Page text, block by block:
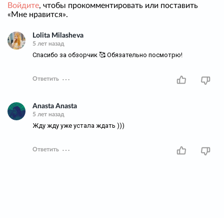
Войдите, чтобы прокомментировать или поставить
«Мне нравится».
Lolita Milasheva
5 лет назад
Спасибо за обзорчик 🥰 Обязательно посмотрю!
Ответить
Anasta Anasta
5 лет назад
Жду жду уже устала ждать )))
Ответить